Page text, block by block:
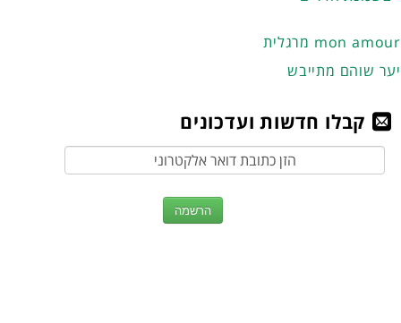
מרגלית mon amour
יער שוהם מתייבש
קבלו חדשות ועדכונים